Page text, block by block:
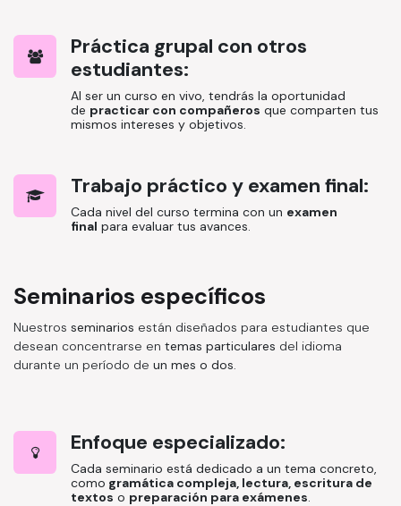
Práctica grupal con otros
estudiantes:
Al ser un curso en vivo, tendrás la oportunidad
de practicar con compañeros que comparten tus
mismos intereses y objetivos.
Trabajo práctico y examen final:
Cada nivel del curso termina con un examen
final para evaluar tus avances.
Seminarios específicos
Nuestros seminarios están diseñados para estudiantes que
desean concentrarse en temas particulares del idioma
durante un período de un mes o dos.
Enfoque especializado:
Cada seminario está dedicado a un tema concreto,
como gramática compleja, lectura, escritura de
textos o preparación para exámenes.